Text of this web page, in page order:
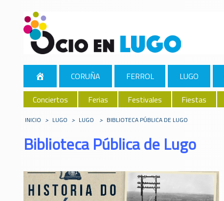
CORUÑA FERROL LUGO
Conciertos
Ferias Festivales Fiestas
INICIO > LUGO > LUGO > BIBLIOTECA PÚBLICA DE LUGO
Biblioteca Pública de Lugo